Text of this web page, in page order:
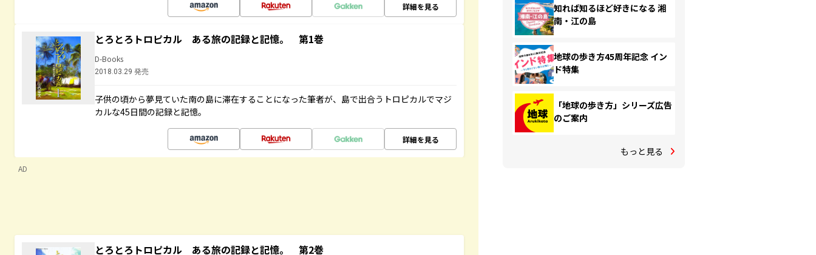
詳細を見る
とろとろトロピカル ある旅の記録と記憶。 第1巻
D-Books
2018.03.29 発売
子供の頃から夢見ていた南の島に滞在することになった筆者が、島で出合うトロピカルでマジ
カルな45日間の記録と記憶。
詳細を見る
AD
とろとろトロピカル ある旅の記録と記憶。 第2巻
知れば知るほど好きになる 湘
南・江の島
地球の歩き方45周年記念 イン
ド特集
「地球の歩き方」シリーズ広告
のご案内
もっと見る